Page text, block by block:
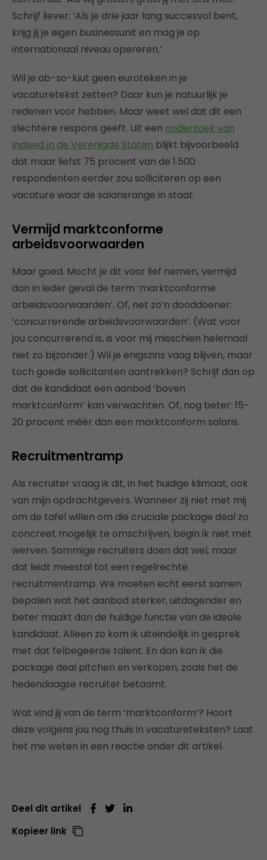
Schrijf liever: ‘Als je drie jaar lang succesvol bent,
krijg jij je eigen businessunit en mag je op
internationaal niveau opereren.’
Wil je ab-so-luut geen euroteken in je
vacaturetekst zetten? Daar kun je natuurlijk je
redenen voor hebben. Maar weet wel dat dit een
slechtere respons geeft. Uit een onderzoek van
Indeed in de Verenigde Staten blijkt bijvoorbeeld
dat maar liefst 75 procent van de 1.500
respondenten eerder zou solliciteren op een
vacature waar de salarisrange in staat.
Vermijd marktconforme
arbeidsvoorwaarden
Maar goed. Mocht je dit voor lief nemen, vermijd
dan in ieder geval de term ‘marktconforme
arbeidsvoorwaarden’. Of, net zo’n dooddoener:
‘concurrerende arbeidsvoorwaarden’. (Wat voor
jou concurrerend is, is voor mij misschien helemaal
niet zo bijzonder.) Wil je enigszins vaag blijven, maar
toch goede sollicitanten aantrekken? Schrijf dan op
dat de kandidaat een aanbod ‘boven
marktconform’ kan verwachten. Of, nog beter: 15-
20 procent méér dan een marktconform salaris.
Recruitmentramp
Als recruiter vraag ik dit, in het huidige klimaat, ook
van mijn opdrachtgevers. Wanneer zij niet met mij
om de tafel willen om die cruciale package deal zo
concreet mogelijk te omschrijven, begin ik niet met
werven. Sommige recruiters doen dat wel, maar
dat leidt meestal tot een regelrechte
recruitmentramp. We moeten echt eerst samen
bepalen wat het aanbod sterker, uitdagender en
beter maakt dan de huidige functie van de ideale
kandidaat. Alleen zo kom ik uiteindelijk in gesprek
met dat felbegeerde talent. En dan kan ik die
package deal pitchen en verkopen, zoals het de
hedendaagse recruiter betaamt.
Wat vind jij van de term ‘marktconform’? Hoort
deze volgens jou nog thuis in vacatureteksten? Laat
het me weten in een reactie onder dit artikel.
Deel dit artikel
Kopieer link